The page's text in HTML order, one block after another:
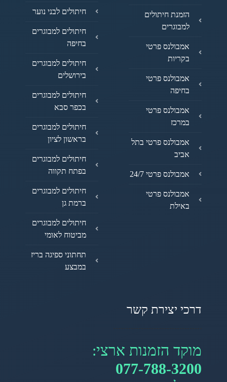
הזמנת חיתולים
למבוגרים
אמבולנס פרטי
בקריות
אמבולנס פרטי
בחיפה
אמבולנס פרטי
במרכז
אמבולנס פרטי בתל
אביב
אמבולנס פרטי 24/7
אמבולנס פרטי
באילת
חיתולים לבני נוער
חיתולים למבוגרים
בחיפה
חיתולים למבוגרים
בירושלים
חיתולים למבוגרים
בכפר סבא
חיתולים למבוגרים
בראשון לציון
חיתולים למבוגרים
בפתח תקווה
חיתולים למבוגרים
ברמת גן
חיתולים למבוגרים
מביטוח לאומי
תחתוני ספיגה בריז
במבצע
דרכי יצירת קשר
מוקד הזמנות ארצי:
077-788-3200